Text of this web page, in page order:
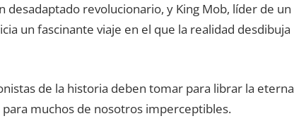
desadaptado revolucionario, y King Mob, líder de un
un fascinante viaje en el que la realidad desdibuja
de la historia deben tomar para librar la eterna
muchos de nosotros imperceptibles.